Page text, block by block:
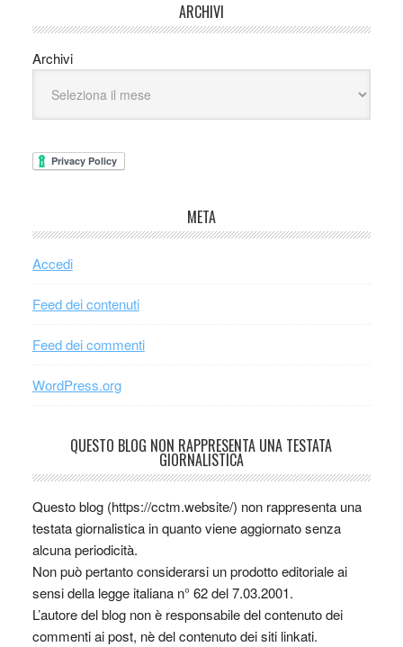
ARCHIVI
Archivi
META
Accedi
Feed dei contenuti
Feed dei commenti
WordPress.org
QUESTO BLOG NON RAPPRESENTA UNA TESTATA
GIORNALISTICA
Questo blog (https://cctm.website/) non rappresenta una
testata giornalistica in quanto viene aggiornato senza
alcuna periodicità.
Non può pertanto considerarsi un prodotto editoriale ai
sensi della legge italiana n° 62 del 7.03.2001.
L’autore del blog non è responsabile del contenuto dei
commenti ai post, nè del contenuto dei siti linkati.